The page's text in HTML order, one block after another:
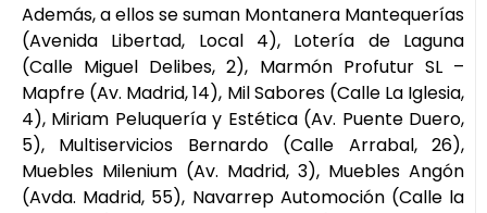
Además, a ellos se suman Montanera Mantequerías
(Avenida Libertad, Local 4), Lotería de Laguna
(Calle Miguel Delibes, 2), Marmón Profutur SL –
Mapfre (Av. Madrid, 14), Mil Sabores (Calle La Iglesia,
4), Miriam Peluquería y Estética (Av. Puente Duero,
5), Multiservicios Bernardo (Calle Arrabal, 26),
Muebles Milenium (Av. Madrid, 3), Muebles Angón
(Avda. Madrid, 55), Navarrep Automoción (Calle la